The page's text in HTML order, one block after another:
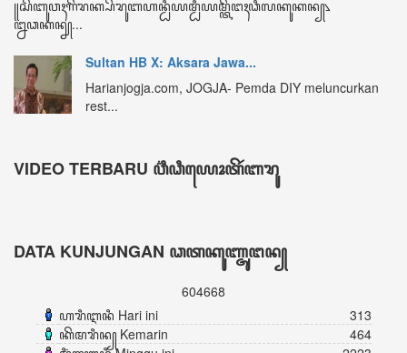
ꦏꦼꦱꦼꦭꦸꦫꦸꦲꦤ꧀ Keseluruhan
604668